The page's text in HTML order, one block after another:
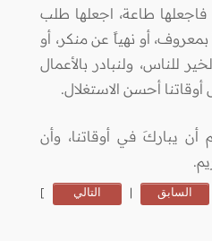
فاجعلها طاعة، اجعلها طلب
أو نهياً عن منكر، أو
للناس، ولنبادر بالأعمال
أحسن الاستغلال.
يباركَ في أوقاتنا، وأن
السابق | التالي ]